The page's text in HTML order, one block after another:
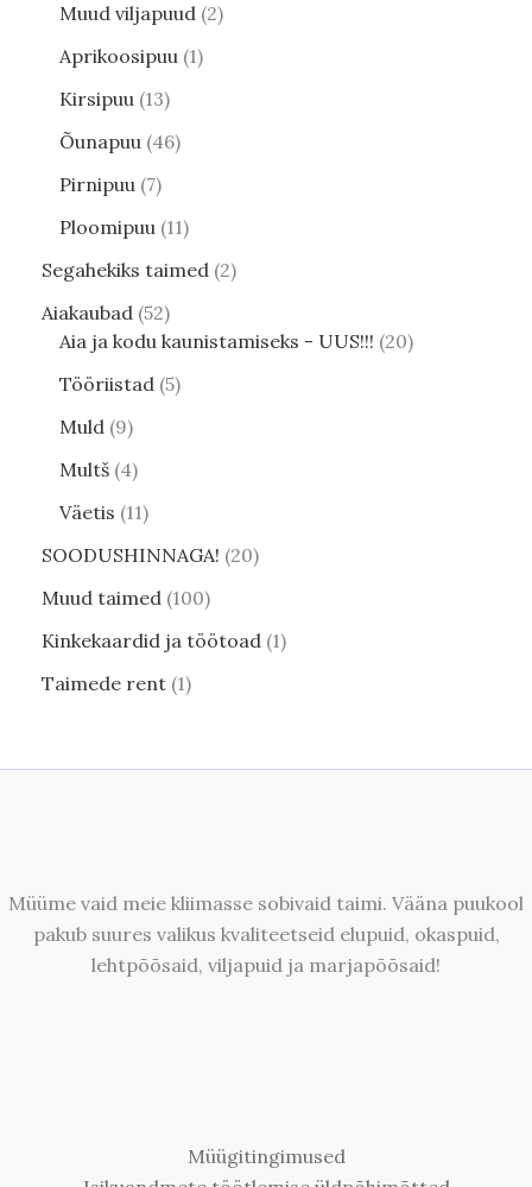
Muud viljapuud 2
Aprikoosipuu 1
Kirsipuu 13
Õunapuu 46
Pirnipuu 7
Ploomipuu 11
Segahekiks taimed 2
Aiakaubad 52
Aia ja kodu kaunistamiseks - UUS!!! 20
Tööriistad 5
Muld 9
Multš 4
Väetis 11
SOODUSHINNAGA! 20
Muud taimed 100
Kinkekaardid ja töötoad 1
Taimede rent 1
Müüme vaid meie kliimasse sobivaid taimi. Vääna puukool
pakub suures valikus kvaliteetseid elupuid, okaspuid,
lehtpõõsaid, viljapuid ja marjapõõsaid!
Müügitingimused